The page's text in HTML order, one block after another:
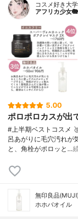
コスメ好き大
アフリカ少女🐘
5.00
ポロポロカスが出
#上半期ベストコスメ
呂あがりに毛穴汚れが
と、角栓がポロッと…
無印良品(MUJI)
ホホバオイル